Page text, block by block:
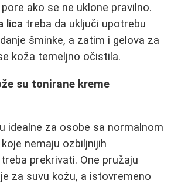
ako se ne uklone pravilno.
lica treba da uključi upotrebu
šminke, a zatim i gelova za
koža temeljno očistila.
su tonirane kreme
idealne za osobe sa normalnom
nemaju ozbiljnijih
prekrivati. One pružaju
za suvu kožu, a istovremeno